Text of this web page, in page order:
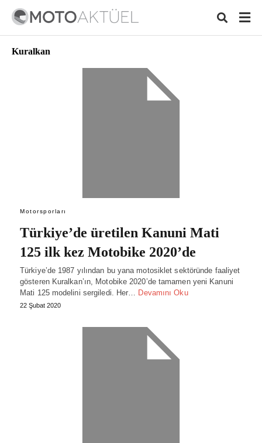
Kuralkan
Motorsporları
Türkiye’de üretilen Kanuni Mati
125 ilk kez Motobike 2020’de
Türkiye’de 1987 yılından bu yana motosiklet sektöründe faaliyet
gösteren Kuralkan’ın, Motobike 2020’de tamamen yeni Kanuni
Mati 125 modelini sergiledi. Her… Devamını Oku
22 Şubat 2020